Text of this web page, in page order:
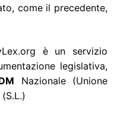
come il precedente,
è un servizio
legislativa,
Nazionale (Unione